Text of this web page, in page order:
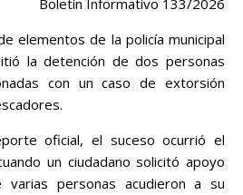
Boletín Informativo 133/2026
elementos de la policía municipal
la detención de dos personas
con un caso de extorsión
oficial, el suceso ocurrió el
un ciudadano solicitó apoyo
varias personas acudieron a su